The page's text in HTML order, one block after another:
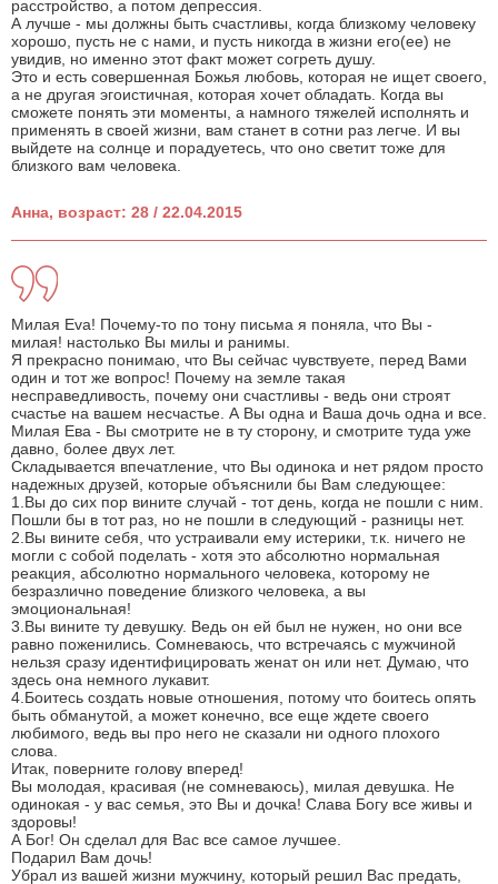
расстройство, а потом депрессия.
А лучше - мы должны быть счастливы, когда близкому человеку
хорошо, пусть не с нами, и пусть никогда в жизни его(ее) не
увидив, но именно этот факт может согреть душу.
Это и есть совершенная Божья любовь, которая не ищет своего,
а не другая эгоистичная, которая хочет обладать. Когда вы
сможете понять эти моменты, а намного тяжелей исполнять и
применять в своей жизни, вам станет в сотни раз легче. И вы
выйдете на солнце и порадуетесь, что оно светит тоже для
близкого вам человека.
Анна, возраст: 28 / 22.04.2015
Милая Eva! Почему-то по тону письма я поняла, что Вы -
милая! настолько Вы милы и ранимы.
Я прекрасно понимаю, что Вы сейчас чувствуете, перед Вами
один и тот же вопрос! Почему на земле такая
несправедливость, почему они счастливы - ведь они строят
счастье на вашем несчастье. А Вы одна и Ваша дочь одна и все.
Милая Ева - Вы смотрите не в ту сторону, и смотрите туда уже
давно, более двух лет.
Складывается впечатление, что Вы одинока и нет рядом просто
надежных друзей, которые объяснили бы Вам следующее:
1.Вы до сих пор вините случай - тот день, когда не пошли с ним.
Пошли бы в тот раз, но не пошли в следующий - разницы нет.
2.Вы вините себя, что устраивали ему истерики, т.к. ничего не
могли с собой поделать - хотя это абсолютно нормальная
реакция, абсолютно нормального человека, которому не
безразлично поведение близкого человека, а вы
эмоциональная!
3.Вы вините ту девушку. Ведь он ей был не нужен, но они все
равно поженились. Сомневаюсь, что встречаясь с мужчиной
нельзя сразу идентифицировать женат он или нет. Думаю, что
здесь она немного лукавит.
4.Боитесь создать новые отношения, потому что боитесь опять
быть обманутой, а может конечно, все еще ждете своего
любимого, ведь вы про него не сказали ни одного плохого
слова.
Итак, поверните голову вперед!
Вы молодая, красивая (не сомневаюсь), милая девушка. Не
одинокая - у вас семья, это Вы и дочка! Слава Богу все живы и
здоровы!
А Бог! Он сделал для Вас все самое лучшее.
Подарил Вам дочь!
Убрал из вашей жизни мужчину, который решил Вас предать,